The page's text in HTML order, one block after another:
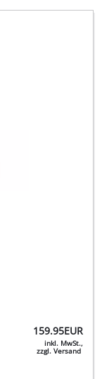
159.95EUR
inkl. MwSt.,
zzgl. Versand